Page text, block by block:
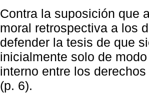
Contra la suposición que
moral retrospectiva a los
defender la tesis de que
inicialmente solo de
interno entre los
(p. 6).